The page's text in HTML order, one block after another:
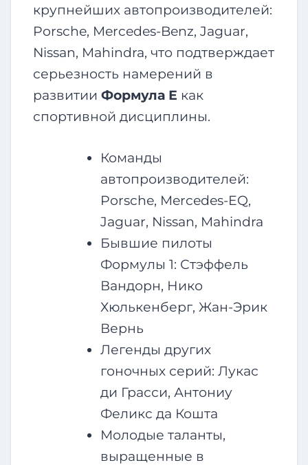
крупнейших автопроизводителей:
Porsche, Mercedes-Benz, Jaguar,
Nissan, Mahindra, что подтверждает
серьезность намерений в
развитии Формула Е как
спортивной дисциплины.
Команды
автопроизводителей:
Porsche, Mercedes-EQ,
Jaguar, Nissan, Mahindra
Бывшие пилоты
Формулы 1: Стэффель
Вандорн, Нико
Хюлькенберг, Жан-Эрик
Вернь
Легенды других
гоночных серий: Лукас
ди Грасси, Антониу
Феликс да Кошта
Молодые таланты,
выращенные в